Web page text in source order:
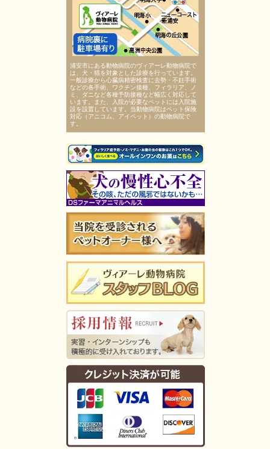
浦安市にある動物病院のヴィアーレ動物病院で
は、犬・猫を対象とした診療を行っています。
一般診療から心臓病精密検査に去勢・不妊手術
などの各手術、ワクチン接種、フィラリア、ノ
ミ、ダニなど各種予防接種など幅広く対応して
います。また、入院が必要なペットには入院施
設を設置しています。当動物病院はペット保険
対応（アニコム、アイペット）の動物病院で
す。